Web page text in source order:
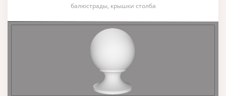
балюстрады, крышки столба